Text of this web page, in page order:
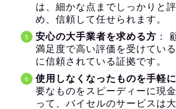
は、細かな点までしっかりと
め、信頼して任せられます。
安心の大手業者を求める方 ：
満足度で高い評価を受けてい
に信頼されている証拠です。
使用しなくなったものを手軽
要なものをスピーディーに現
って、バイセルのサービスは